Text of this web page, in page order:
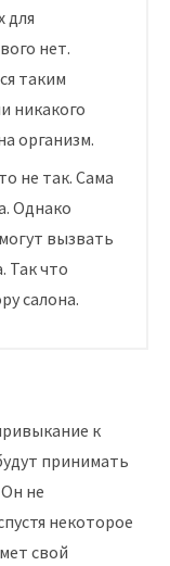
для
нет.
таким
никакого
организм.
не так. Сама
Однако
вызвать
Так что
салона.
к
принимать
не
некоторое
свой